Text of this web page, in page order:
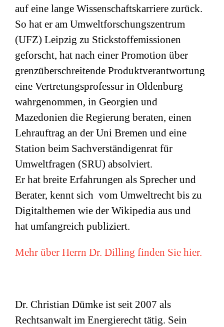
auf eine lange Wissenschaftskarriere zurück.
So hat er am Umweltforschungszentrum
(UFZ) Leipzig zu Stickstoffemissionen
geforscht, hat nach einer Promotion über
grenzüberschreitende Produktverantwortung
eine Vertretungsprofessur in Oldenburg
wahrgenommen, in Georgien und
Mazedonien die Regierung beraten, einen
Lehrauftrag an der Uni Bremen und eine
Station beim Sachverständigenrat für
Umweltfragen (SRU) absolviert.
Er hat breite Erfahrungen als Sprecher und
Berater, kennt sich vom Umweltrecht bis zu
Digitalthemen wie der Wikipedia aus und
hat umfangreich publiziert.
Mehr über Herrn Dr. Dilling finden Sie hier.
Dr. Christian Dümke ist seit 2007 als
Rechtsanwalt im Energierecht tätig. Sein